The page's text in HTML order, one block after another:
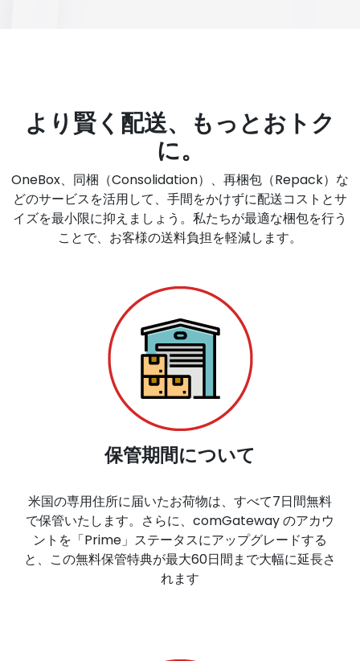
より賢く配送、もっとおトク
に。
OneBox、同梱（Consolidation）、再梱包（Repack）な
どのサービスを活用して、手間をかけずに配送コストとサ
イズを最小限に抑えましょう。私たちが最適な梱包を行う
ことで、お客様の送料負担を軽減します。
保管期間について
米国の専用住所に届いたお荷物は、すべて7日間無料
で保管いたします。さらに、comGateway のアカウ
ントを「Prime」ステータスにアップグレードする
と、この無料保管特典が最大60日間まで大幅に延長さ
れます